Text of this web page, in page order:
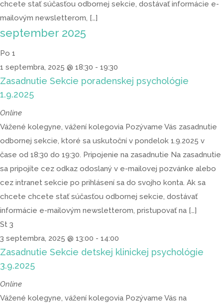
chcete stať súčasťou odbornej sekcie, dostávať informácie e-
mailovým newsletterom, […]
september 2025
Po 1
1 septembra, 2025 @ 18:30 - 19:30
Zasadnutie Sekcie poradenskej psychológie
1.9.2025
Online
Vážené kolegyne, vážení kolegovia Pozývame Vás zasadnutie
odbornej sekcie, ktoré sa uskutoční v pondelok 1.9.2025 v
čase od 18:30 do 19:30. Pripojenie na zasadnutie Na zasadnutie
sa pripojíte cez odkaz odoslaný v e-mailovej pozvánke alebo
cez intranet sekcie po prihlásení sa do svojho konta. Ak sa
chcete chcete stať súčasťou odbornej sekcie, dostávať
informácie e-mailovým newsletterom, pristupovať na […]
St 3
3 septembra, 2025 @ 13:00 - 14:00
Zasadnutie Sekcie detskej klinickej psychológie
3.9.2025
Online
Vážené kolegyne, vážení kolegovia Pozývame Vás na